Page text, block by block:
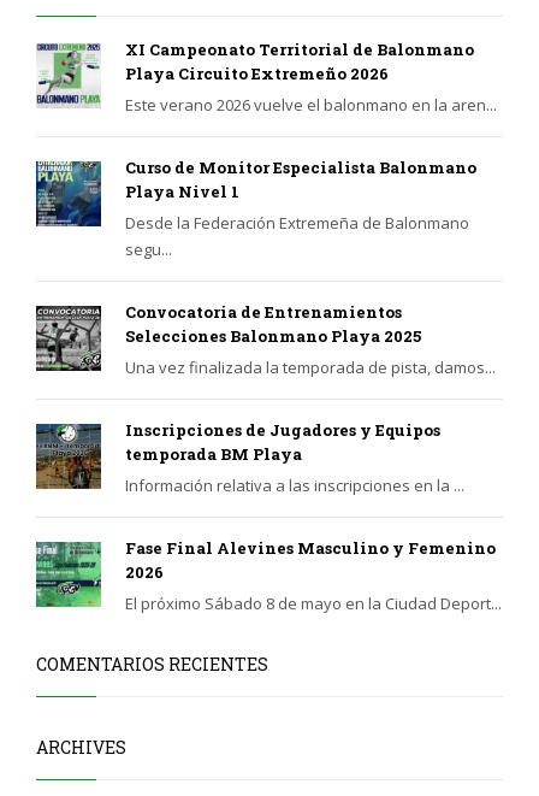
XI Campeonato Territorial de Balonmano
Playa Circuito Extremeño 2026
Este verano 2026 vuelve el balonmano en la aren...
Curso de Monitor Especialista Balonmano
Playa Nivel 1
Desde la Federación Extremeña de Balonmano
segu...
Convocatoria de Entrenamientos
Selecciones Balonmano Playa 2025
Una vez finalizada la temporada de pista, damos...
Inscripciones de Jugadores y Equipos
temporada BM Playa
Información relativa a las inscripciones en la ...
Fase Final Alevines Masculino y Femenino
2026
El próximo Sábado 8 de mayo en la Ciudad Deport...
COMENTARIOS RECIENTES
ARCHIVES